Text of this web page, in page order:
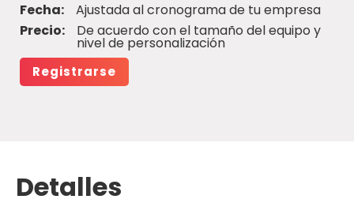
Fecha:
Ajustada al cronograma de tu empresa
Precio:
De acuerdo con el tamaño del equipo y
nivel de personalización
Registrarse
Detalles